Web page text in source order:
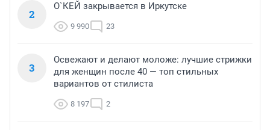
2
О`КЕЙ закрывается в Иркутске
9 990 23
3
Освежают и делают моложе: лучшие стрижки
для женщин после 40 — топ стильных
вариантов от стилиста
8 197 2